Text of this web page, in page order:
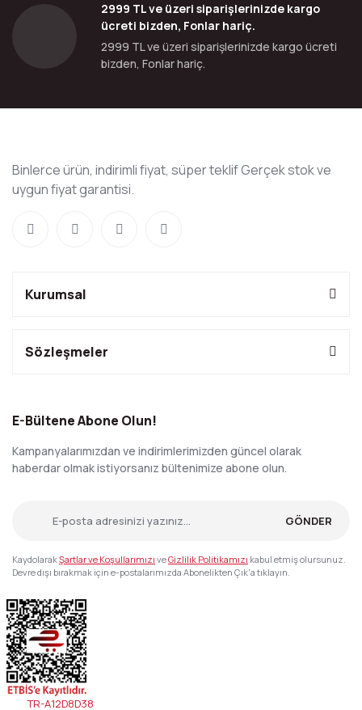
2999 TL ve üzeri siparişlerinizde kargo
ücreti bizden, Fonlar hariç.
2999 TL ve üzeri siparişlerinizde kargo ücreti
bizden, Fonlar hariç.
Binlerce ürün, indirimli fiyat, süper teklif Gerçek stok ve
uygun fiyat garantisi.
Kurumsal
Sözleşmeler
E-Bültene Abone Olun!
Kampanyalarımızdan ve indirimlerimizden güncel olarak
haberdar olmak istiyorsanız bültenimize abone olun.
GÖNDER
KaydolarakŞartlar ve Koşullarımızı veGizlilik Politikamızı kabul etmiş olursunuz.
Devre dışı bırakmak için e-postalarımızda Abonelikten Çık'a tıklayın.
TR-A12D8D38